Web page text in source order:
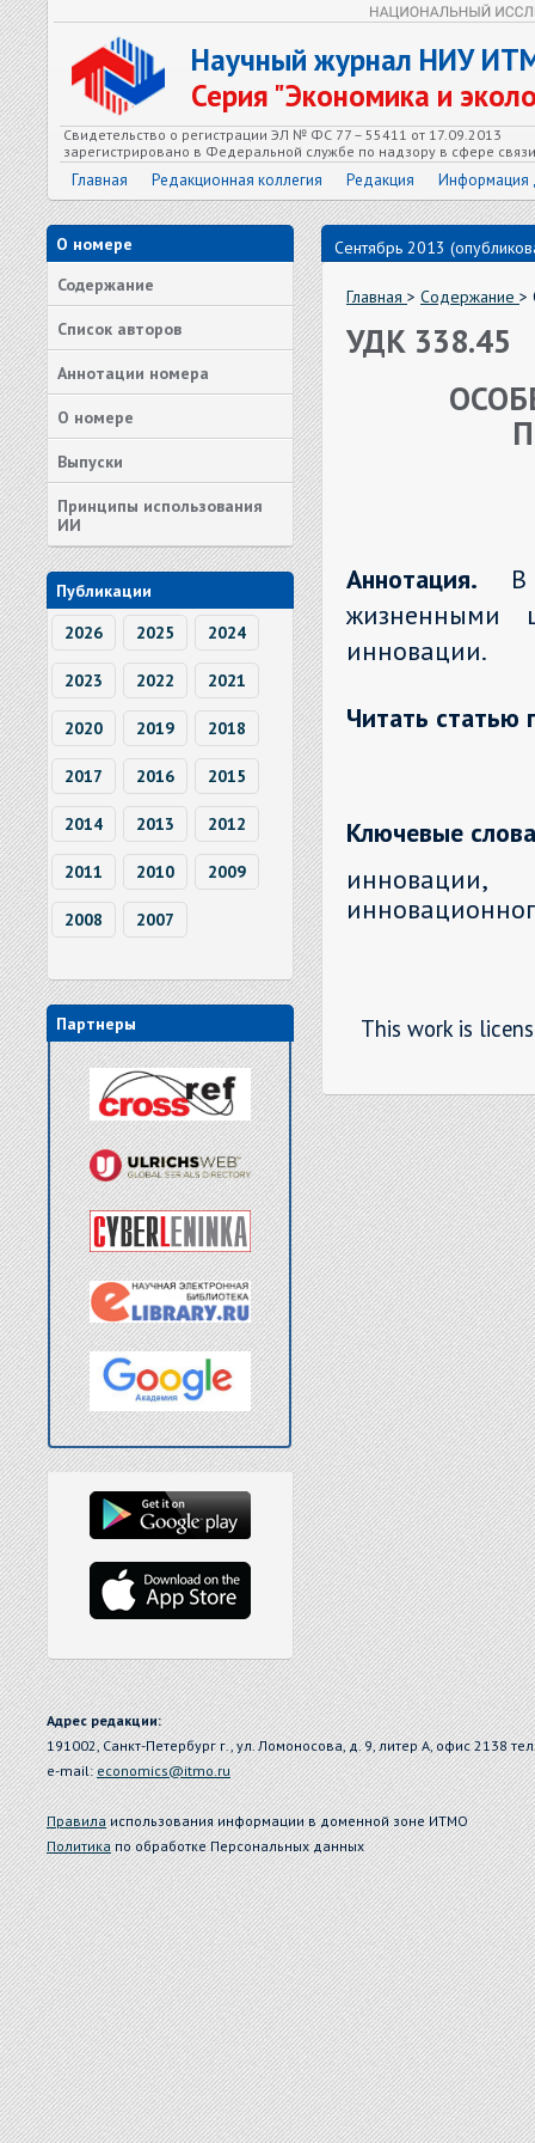
Научный журнал НИУ
Серия "Экономика и
Свидетельство о регистрации ЭЛ № ФС 77 – 55411 от 17.09.2013
зарегистрировано в Федеральной службе по надзору в сфере
Главная Редакционная коллегия Редакция Информация
О номере
Содержание
Список авторов
Аннотации номера
О номере
Выпуски
Принципы использования
ИИ
Публикации
2026
2025 2024
2023 2022 2021
2020 2019 2018
2017 2016 2015
2014 2013 2012
2011 2010 2009
2008 2007
Партнеры
Сентябрь 2013
Главная > Содержание >
УДК 338.45
Аннотация.
жизненными
инновации.
Читать статью
Ключевые
This work is
Адрес редакции:
191002, Санкт-Петербург г., ул. Ломоносова, д. 9, литер А, офис 2138
e-mail:economics@itmo.ru
Правилаиспользования информации в доменной зоне ИТМО
Политикапо обработке Персональных данных